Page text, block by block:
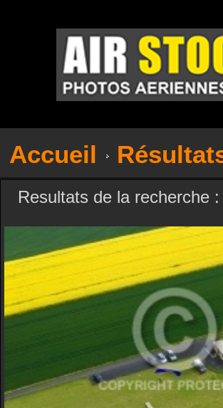
Accueil
Resultats de la recherche :